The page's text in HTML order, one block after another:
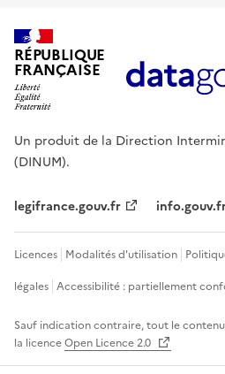
RÉPUBLIQUE
FRANÇAISE
Un produit de la Direction
(DINUM).
legifrance.gouv.fr
Licences Modalités d'utilisation
légales Accessibilité : partiellement
Sauf indication contraire, tout le
la licenceOpen Licence 2.0